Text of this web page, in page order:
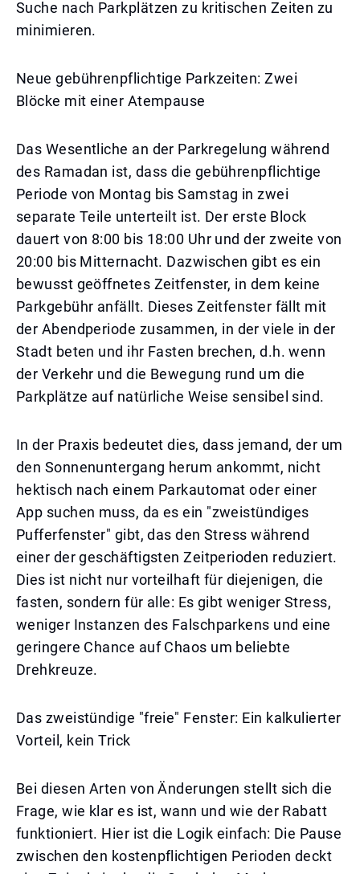
Suche nach Parkplätzen zu kritischen Zeiten zu
minimieren.
Neue gebührenpflichtige Parkzeiten: Zwei
Blöcke mit einer Atempause
Das Wesentliche an der Parkregelung während
des Ramadan ist, dass die gebührenpflichtige
Periode von Montag bis Samstag in zwei
separate Teile unterteilt ist. Der erste Block
dauert von 8:00 bis 18:00 Uhr und der zweite von
20:00 bis Mitternacht. Dazwischen gibt es ein
bewusst geöffnetes Zeitfenster, in dem keine
Parkgebühr anfällt. Dieses Zeitfenster fällt mit
der Abendperiode zusammen, in der viele in der
Stadt beten und ihr Fasten brechen, d.h. wenn
der Verkehr und die Bewegung rund um die
Parkplätze auf natürliche Weise sensibel sind.
In der Praxis bedeutet dies, dass jemand, der um
den Sonnenuntergang herum ankommt, nicht
hektisch nach einem Parkautomat oder einer
App suchen muss, da es ein "zweistündiges
Pufferfenster" gibt, das den Stress während
einer der geschäftigsten Zeitperioden reduziert.
Dies ist nicht nur vorteilhaft für diejenigen, die
fasten, sondern für alle: Es gibt weniger Stress,
weniger Instanzen des Falschparkens und eine
geringere Chance auf Chaos um beliebte
Drehkreuze.
Das zweistündige "freie" Fenster: Ein kalkulierter
Vorteil, kein Trick
Bei diesen Arten von Änderungen stellt sich die
Frage, wie klar es ist, wann und wie der Rabatt
funktioniert. Hier ist die Logik einfach: Die Pause
zwischen den kostenpflichtigen Perioden deckt